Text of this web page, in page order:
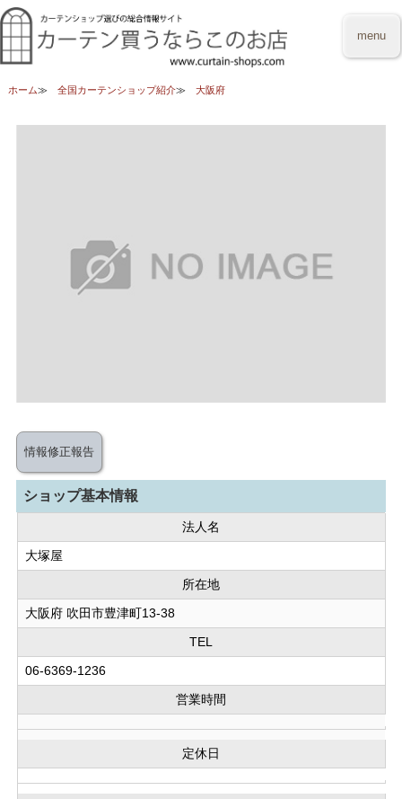
menu
ホーム 全国カーテンショップ紹介 大阪府
情報修正報告
ショップ基本情報
法人名
大塚屋
所在地
大阪府 吹田市豊津町13-38
TEL
06-6369-1236
営業時間
定休日